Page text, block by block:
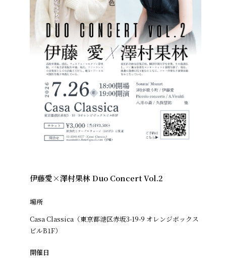
伊藤愛×澤村果林 Duo Concert Vol.2
場所
Casa Classica（東京都港区赤坂3-19-9 オレンジボックス
ビルB1F）
開催日